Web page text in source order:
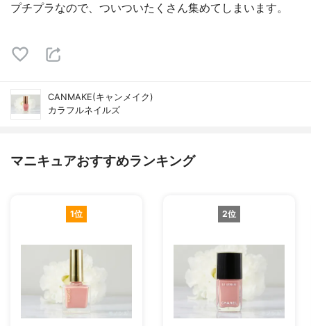
プチプラなので、ついついたくさん集めてしまいます。
CANMAKE(キャンメイク)
カラフルネイルズ
マニキュアおすすめランキング
1位 2位